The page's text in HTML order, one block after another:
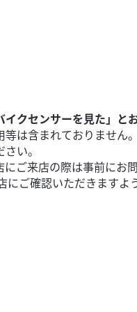
クセンサーを見た」と
は含まれておりません。
い。
ご来店の際は事前にお
ご確認いただきますよ